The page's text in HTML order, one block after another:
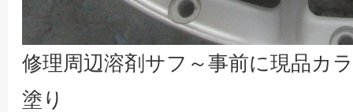
修理周辺溶剤サフ～事前に現品カ
塗り